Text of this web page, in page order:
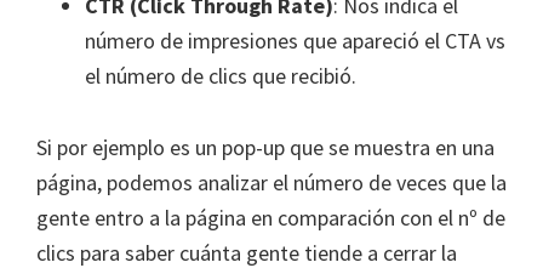
número de impresiones que apareció el CTA vs
el número de clics que recibió.
Si por ejemplo es un pop-up que se muestra en una
página, podemos analizar el número de veces que la
gente entro a la página en comparación con el nº de
clics para saber cuánta gente tiende a cerrar la